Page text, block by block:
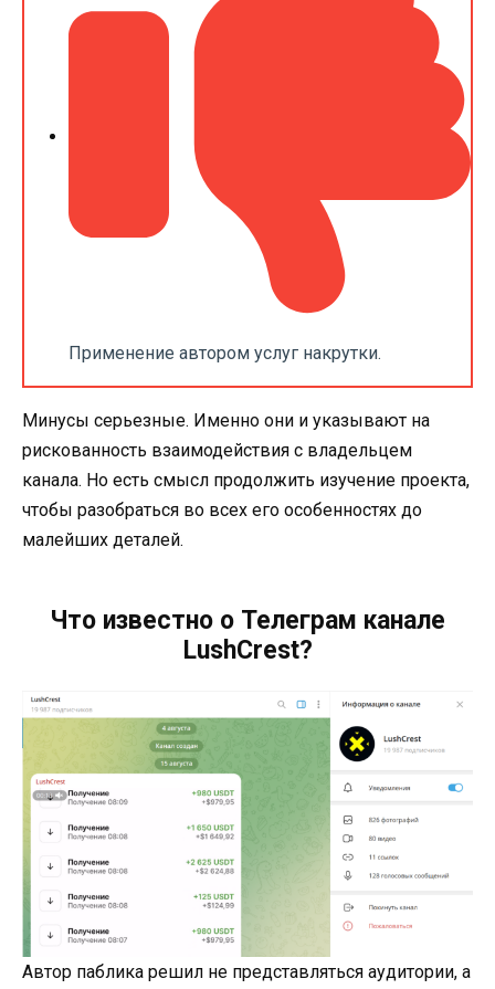
Применение автором услуг накрутки.
Минусы серьезные. Именно они и указывают на
рискованность взаимодействия с владельцем
канала. Но есть смысл продолжить изучение проекта,
чтобы разобраться во всех его особенностях до
малейших деталей.
Что известно о Телеграм канале
LushCrest?
Автор паблика решил не представляться аудитории, а